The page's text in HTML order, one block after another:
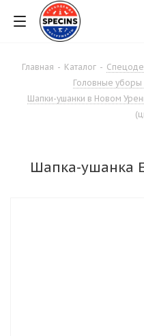
Главная - Каталог -
Головные
Шапки-ушанки в Новом
Шапка-ушанка